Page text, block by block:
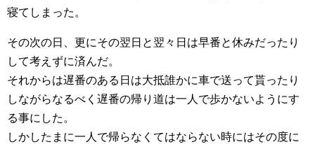
寝てしまった。
その次の日、更にその翌日と翌々日は早番と休みだったり
して考えずに済んだ。
それからは遅番のある日は大抵誰かに車で送って貰ったり
しながらなるべく遅番の帰り道は一人で歩かないようにす
る事にした。
しかしたまに一人で帰らなくてはならない時にはその度に